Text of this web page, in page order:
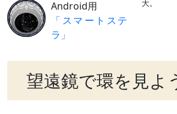
Android用
「スマートステ
ラ」
大。
望遠鏡で環を見よ